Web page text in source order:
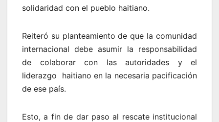
solidaridad con el pueblo haitiano.
Reiteró su planteamiento de que la comunidad
internacional debe asumir la responsabilidad
de colaborar con las autoridades y el
liderazgo haitiano en la necesaria pacificación
de ese país.
Esto, a fin de dar paso al rescate institucional